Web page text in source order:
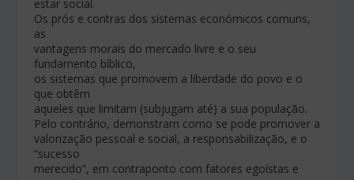
estar social.
Os prós e contras dos sistemas económicos comuns,
as
vantagens morais do mercado livre e o seu
fundamento bíblico,
os sistemas que promovem a liberdade do povo e o
que obtêm
aqueles que limitam (subjugam até) a sua população.
Pelo contrário, demonstram como se pode promover a
valorização pessoal e social, a responsabilização, e o
“sucesso
merecido”, em contraponto com fatores egoístas e